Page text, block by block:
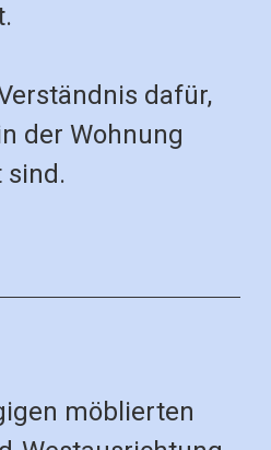
dafür,
der Wohnung
sind.
möblierten